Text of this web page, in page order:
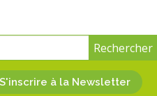
S'inscrire à la Newsletter